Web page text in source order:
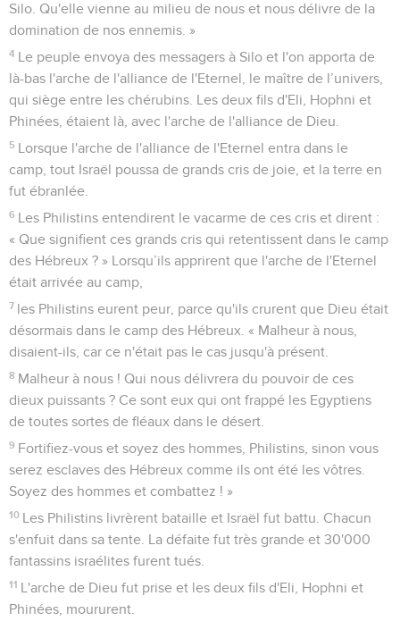
Silo. Qu'elle vienne au milieu de nous et nous délivre de la
domination de nos ennemis. »
4 Le peuple envoya des messagers à Silo et l'on apporta de
là-bas l'arche de l'alliance de l'Eternel, le maître de l’univers,
qui siège entre les chérubins. Les deux fils d'Eli, Hophni et
Phinées, étaient là, avec l'arche de l'alliance de Dieu.
5 Lorsque l'arche de l'alliance de l'Eternel entra dans le
camp, tout Israël poussa de grands cris de joie, et la terre en
fut ébranlée.
6 Les Philistins entendirent le vacarme de ces cris et dirent :
« Que signifient ces grands cris qui retentissent dans le camp
des Hébreux ? » Lorsqu’ils apprirent que l'arche de l'Eternel
était arrivée au camp,
7 les Philistins eurent peur, parce qu'ils crurent que Dieu était
désormais dans le camp des Hébreux. « Malheur à nous,
disaient-ils, car ce n'était pas le cas jusqu'à présent.
8 Malheur à nous ! Qui nous délivrera du pouvoir de ces
dieux puissants ? Ce sont eux qui ont frappé les Egyptiens
de toutes sortes de fléaux dans le désert.
9 Fortifiez-vous et soyez des hommes, Philistins, sinon vous
serez esclaves des Hébreux comme ils ont été les vôtres.
Soyez des hommes et combattez ! »
10 Les Philistins livrèrent bataille et Israël fut battu. Chacun
s'enfuit dans sa tente. La défaite fut très grande et 30'000
fantassins israélites furent tués.
11 L'arche de Dieu fut prise et les deux fils d'Eli, Hophni et
Phinées, moururent.